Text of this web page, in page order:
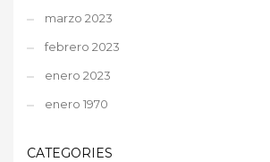
marzo 2023
febrero 2023
enero 2023
enero 1970
CATEGORIES